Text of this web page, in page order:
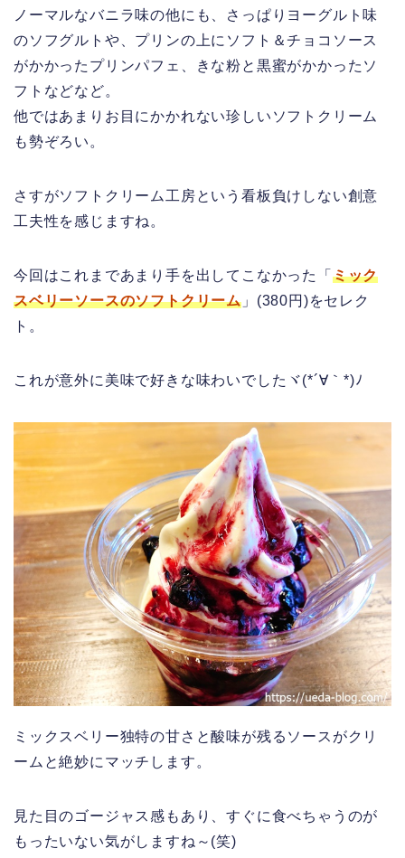
ノーマルなバニラ味の他にも、さっぱりヨーグルト味
のソフグルトや、プリンの上にソフト＆チョコソース
がかかったプリンパフェ、きな粉と黒蜜がかかったソ
フトなどなど。
他ではあまりお目にかかれない珍しいソフトクリーム
も勢ぞろい。
さすがソフトクリーム工房という看板負けしない創意
工夫性を感じますね。
今回はこれまであまり手を出してこなかった「 ミック
スベリーソースのソフトクリーム 」(380円)をセレク
ト。
これが意外に美味で好きな味わいでしたヾ(*´∀｀*)ﾉ
ミックスベリー独特の甘さと酸味が残るソースがクリ
ームと絶妙にマッチします。
見た目のゴージャス感もあり、すぐに食べちゃうのが
もったいない気がしますね～(笑)